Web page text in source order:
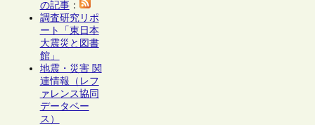
の記事：
調査研究リポ
ート「東日本
大震災と図書
館」
地震・災害 関
連情報（レフ
ァレンス協同
データベー
ス）